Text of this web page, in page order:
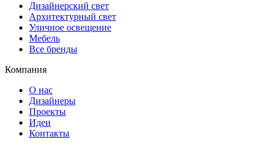
Дизайнерский свет
Архитектурный свет
Уличное освещение
Мебель
Все бренды
Компания
О нас
Дизайнеры
Проекты
Идеи
Контакты